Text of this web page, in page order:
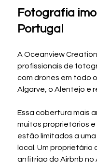
Fotografia
Portugal
A Oceanview
profissionais de
com drones em todo
Algarve, o Alentejo e
Essa cobertura mais
muitos proprietários
estão limitados a
local. Um proprietário
anfitrião do Airbnb no